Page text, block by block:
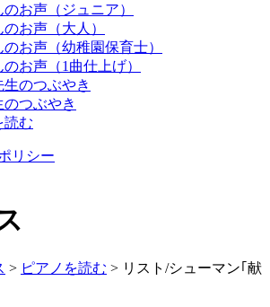
お声（ジュニア）
お声（大人）
お声（幼稚園保育士）
お声（1曲仕上げ）
生のつぶやき
つぶやき
読む
リシー
> ピアノを読む > リスト/シューマン｢献